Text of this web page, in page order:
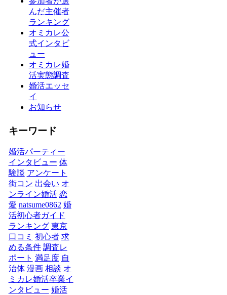
んだ主催者
ランキング
オミカレ公
式インタビ
ュー
オミカレ婚
活実態調査
婚活エッセ
イ
お知らせ
キーワード
婚活パーティー
インタビュー 体
験談 アンケート
街コン 出会い オ
ンライン婚活 恋
愛 natsume0862 婚
活初心者ガイド
ランキング 東京
口コミ 初心者 求
める条件 調査レ
ポート 満足度 自
治体 漫画 相談 オ
ミカレ婚活卒業イ
ンタビュー 婚活